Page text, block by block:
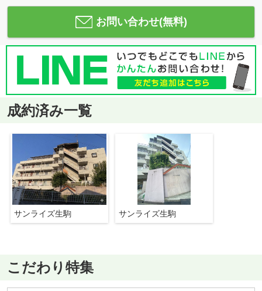
お問い合わせ(無料)
成約済み一覧
サンライズ生駒 サンライズ生駒
こだわり特集